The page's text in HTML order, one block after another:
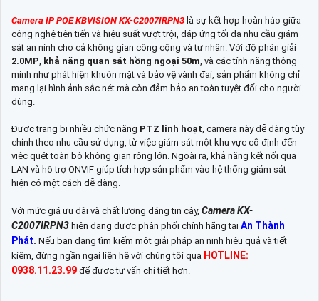
Camera IP POE KBVISION KX-C2007IRPN3 là sự kết hợp hoàn hảo giữa
công nghệ tiên tiến và hiệu suất vượt trội, đáp ứng tối đa nhu cầu giám
sát an ninh cho cả không gian công cộng và tư nhân. Với độ phân giải
2.0MP, khả năng quan sát hồng ngoại 50m, và các tính năng thông
minh như phát hiện khuôn mặt và bảo vệ vành đai, sản phẩm không chỉ
mang lại hình ảnh sắc nét mà còn đảm bảo an toàn tuyệt đối cho người
dùng.
Được trang bị nhiều chức năng PTZ linh hoạt, camera này dễ dàng tùy
chỉnh theo nhu cầu sử dụng, từ việc giám sát một khu vực cố định đến
việc quét toàn bộ không gian rộng lớn. Ngoài ra, khả năng kết nối qua
LAN và hỗ trợ ONVIF giúp tích hợp sản phẩm vào hệ thống giám sát
hiện có một cách dễ dàng.
Với mức giá ưu đãi và chất lượng đáng tin cậy, Camera KX-
C2007IRPN3 hiện đang được phân phối chính hãng tại An Thành
Phát. Nếu bạn đang tìm kiếm một giải pháp an ninh hiệu quả và tiết
kiệm, đừng ngần ngại liên hệ với chúng tôi qua HOTLINE:
0938.11.23.99 để được tư vấn chi tiết hơn.